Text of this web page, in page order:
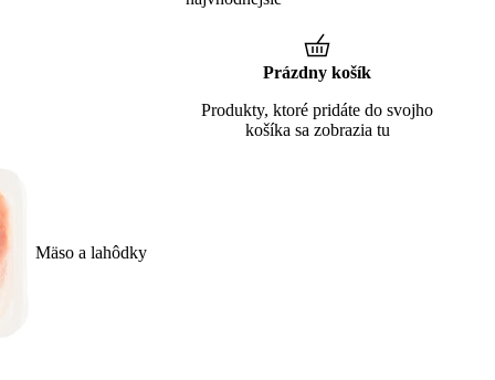
Mäso a lahôdky
Prázdny košík
Produkty, ktoré pridáte do svojho
košíka sa zobrazia tu